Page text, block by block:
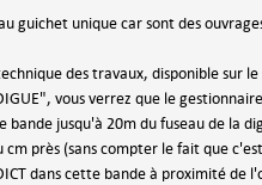
guichet unique car sont des
des travaux, disponible sur
vous verrez que le
bande jusqu'à 20m du fuseau de la
près (sans compter le fait que
dans cette bande à proximité